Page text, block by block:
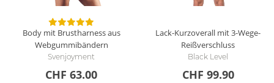
Body mit Brustharness aus
Webgummibändern
Svenjoyment
CHF 63.00
Lack-Kurzoverall mit 3-Wege-
Reißverschluss
Black Level
CHF 99.90